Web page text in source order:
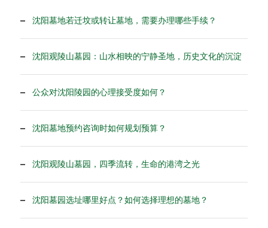
沈阳墓地若迁坟或转让墓地，需要办理哪些手续？
沈阳观陵山墓园：山水相映的宁静圣地，历史文化的沉淀
公众对沈阳陵园的心理接受度如何？
沈阳墓地预约咨询时如何规划预算？
沈阳观陵山墓园，四季流转，生命的港湾之光
沈阳墓园选址哪里好点？如何选择理想的墓地？